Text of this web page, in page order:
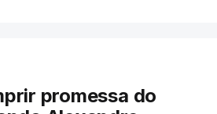
promessa do